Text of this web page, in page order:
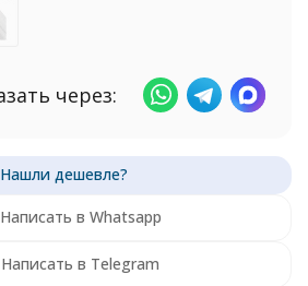
через:
Написать в Whatsapp
Написать в Telegram